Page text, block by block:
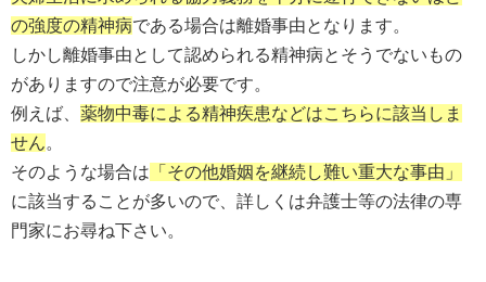
の強度の精神病である場合は離婚事由となります。
しかし離婚事由として認められる精神病とそうでないもの
がありますので注意が必要です。
例えば、 薬物中毒による精神疾患などはこちらに該当しま
せん。
そのような場合は 「その他婚姻を継続し難い重大な事由」
に該当することが多いので、詳しくは弁護士等の法律の専
門家にお尋ね下さい。